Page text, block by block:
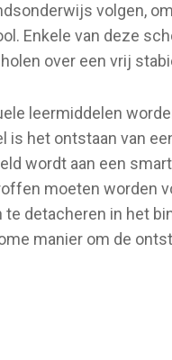
volgen,
Enkele van deze
over een vrij
leermiddelen
het ontstaan van
wordt aan een
moeten worden
detacheren in het
manier om de